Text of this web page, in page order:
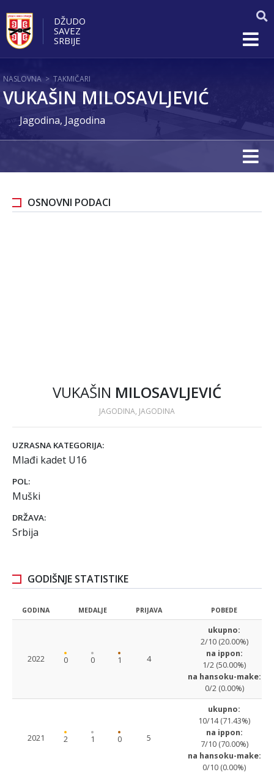
DŽUDO
SAVEZ
SRBIJE
NASLOVNA > TAKMIČARI
VUKAŠIN MILOSAVLJEVIĆ
Jagodina, Jagodina
OSNOVNI PODACI
VUKAŠIN MILOSAVLJEVIĆ
JAGODINA, JAGODINA
UZRASNA KATEGORIJA:
Mlađi kadet U16
POL:
Muški
DRŽAVA:
Srbija
GODIŠNJE STATISTIKE
GODINA MEDALJE PRIJAVA POBEDE
2022 0 0 1 4
ukupno:
2/10 (20.00%)
na ippon:
1/2 (50.00%)
na hansoku-make:
0/2 (0.00%)
2021 2 1 0 5
ukupno:
10/14 (71.43%)
na ippon:
7/10 (70.00%)
na hansoku-make:
0/10 (0.00%)